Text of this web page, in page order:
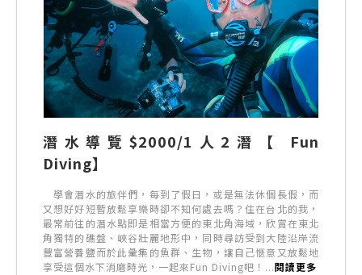
潛水導覽$2000/1人2潛【 Fun
Diving】
學會潛水的旅伴們，每到了假日，或是無法休個長假，而
又想好好短暫放鬆享樂時卻不知何處去嗎？住在台北的我，
最常前往的潛水點即是相當方便的東北角海域，欣賞在東北
角獨特的礁盤、峽谷壯麗地形中，同時尋訪受到大陸沿岸流
豐富營養鹽而於此彙集的魚群、生物，讓自己愜意又放鬆地
享受這個水下消磨時光，一起來Fun Diving吧！...閱讀更多